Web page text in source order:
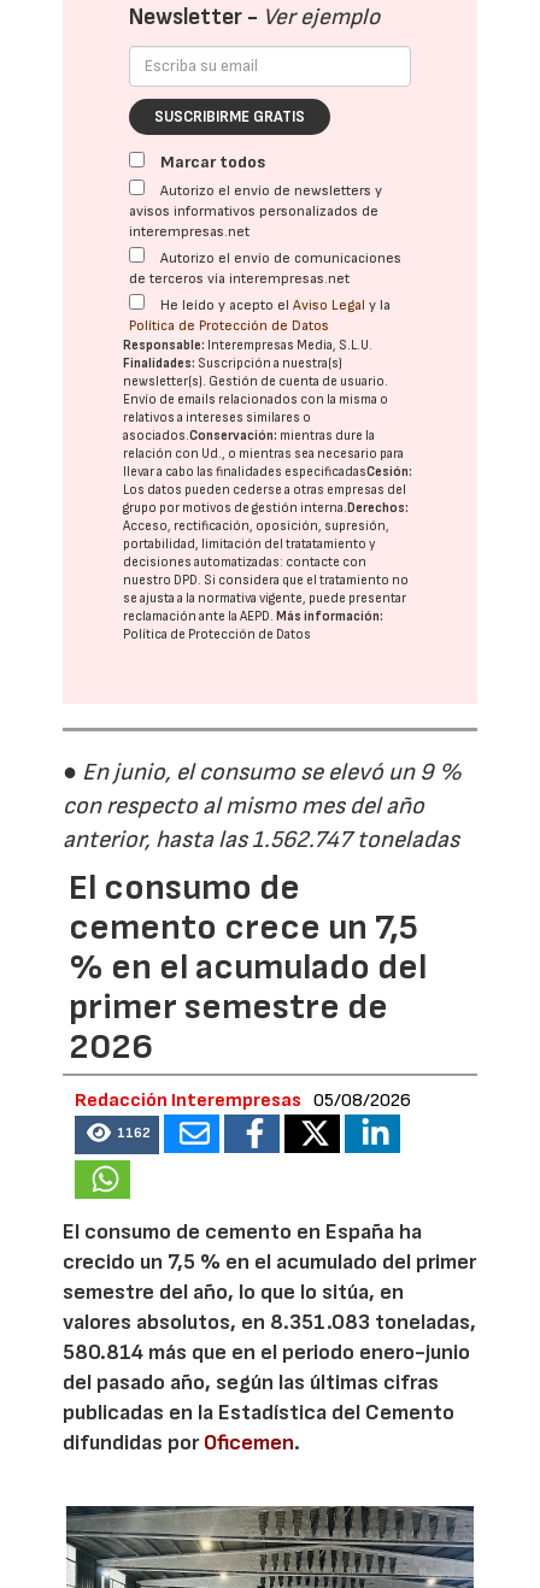
Newsletter - Ver ejemplo
SUSCRIBIRME GRATIS
Marcar todos
Autorizo el envío de newsletters y
avisos informativos personalizados de
interempresas.net
Autorizo el envío de comunicaciones
de terceros vía interempresas.net
He leído y acepto elAviso Legal y la
Política de Protección de Datos
Responsable: Interempresas Media, S.L.U.
Finalidades: Suscripción a nuestra(s)
newsletter(s). Gestión de cuenta de usuario.
Envío de emails relacionados con la misma o
relativos a intereses similares o
asociados.Conservación: mientras dure la
relación con Ud., o mientras sea necesario para
llevar a cabo las finalidades especificadasCesión:
Los datos pueden cederse a otras empresas del
grupo por motivos de gestión interna.Derechos:
Acceso, rectificación, oposición, supresión,
portabilidad, limitación del tratatamiento y
decisiones automatizadas: contacte con
nuestro DPD . Si considera que el tratamiento no
se ajusta a la normativa vigente, puede presentar
reclamación ante laAEPD .Más información:
Política de Protección de Datos
● En junio, el consumo se elevó un 9 %
con respecto al mismo mes del año
anterior, hasta las 1.562.747 toneladas
El consumo de
cemento crece un 7,5
% en el acumulado del
primer semestre de
2026
Redacción Interempresas 05/08/2026
1162
El consumo de cemento en España ha
crecido un 7,5 % en el acumulado del primer
semestre del año, lo que lo sitúa, en
valores absolutos, en 8.351.083 toneladas,
580.814 más que en el periodo enero-junio
del pasado año, según las últimas cifras
publicadas en la Estadística del Cemento
difundidas porOficemen.